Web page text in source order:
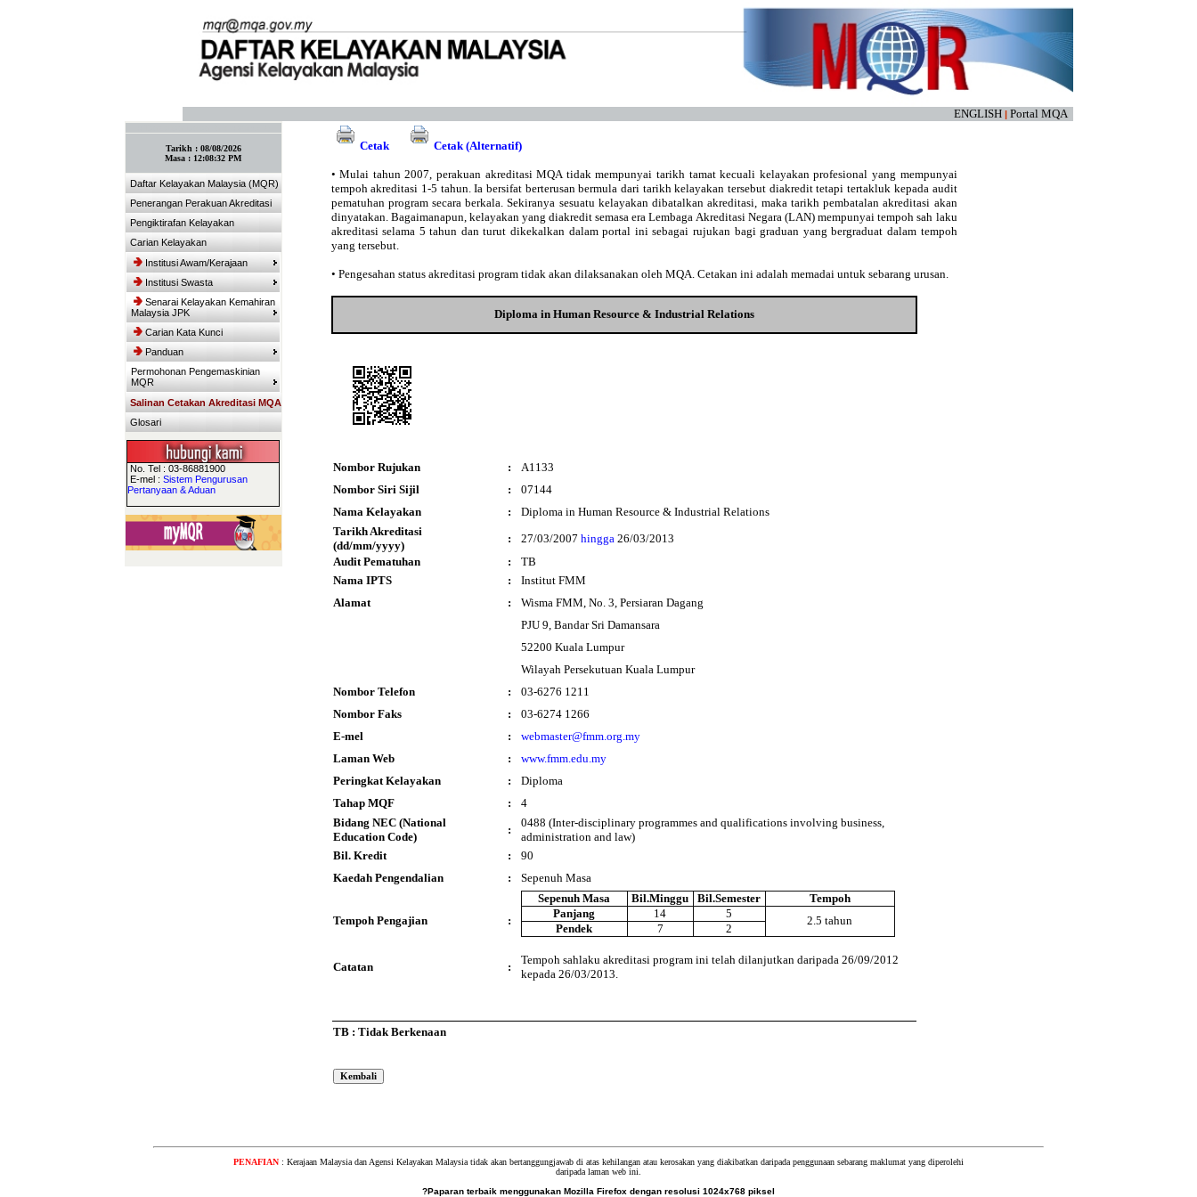
ENGLISH | Portal MQA
Tarikh : 08/08/2026
Masa : 12:08:32 PM
Daftar Kelayakan Malaysia (MQR)
Penerangan Perakuan Akreditasi
Pengiktirafan Kelayakan
Carian Kelayakan
Institusi Awam/Kerajaan
Institusi Swasta
Senarai Kelayakan Kemahiran
Malaysia JPK
Carian Kata Kunci
Panduan
Permohonan Pengemaskinian
MQR
Salinan Cetakan Akreditasi MQA
Glosari
No. Tel : 03-86881900
E-mel : Sistem Pengurusan
Pertanyaan & Aduan
Cetak Cetak (Alternatif)
• Mulai tahun 2007, perakuan akreditasi MQA tidak mempunyai tarikh tamat kecuali kelayakan profesional yang mempunyai
tempoh akreditasi 1-5 tahun. Ia bersifat berterusan bermula dari tarikh kelayakan tersebut diakredit tetapi tertakluk kepada audit
pematuhan program secara berkala. Sekiranya sesuatu kelayakan dibatalkan akreditasi, maka tarikh pembatalan akreditasi akan
dinyatakan. Bagaimanapun, kelayakan yang diakredit semasa era Lembaga Akreditasi Negara (LAN) mempunyai tempoh sah laku
akreditasi selama 5 tahun dan turut dikekalkan dalam portal ini sebagai rujukan bagi graduan yang bergraduat dalam tempoh
yang tersebut.
• Pengesahan status akreditasi program tidak akan dilaksanakan oleh MQA. Cetakan ini adalah memadai untuk sebarang urusan.
Diploma in Human Resource & Industrial Relations
Nombor Rujukan :
A1133
Nombor Siri Sijil
:
07144
Nama Kelayakan
:
Diploma in Human Resource & Industrial Relations
Tarikh Akreditasi
(dd/mm/yyyy)
: 27/03/2007 hingga26/03/2013
Audit Pematuhan
:
TB
Nama IPTS
:
Institut FMM
Alamat
:
Wisma FMM, No. 3, Persiaran Dagang
PJU 9, Bandar Sri Damansara
52200 Kuala Lumpur
Wilayah Persekutuan Kuala Lumpur
Nombor Telefon
:
03-6276 1211
Nombor Faks
:
03-6274 1266
E-mel
:
webmaster@fmm.org.my
Laman Web
:
www.fmm.edu.my
Peringkat Kelayakan
:
Diploma
Tahap MQF
:
4
Bidang NEC (National
Education Code)
:
0488 (Inter-disciplinary programmes and qualifications involving business,
administration and law)
Bil. Kredit
:
90
Kaedah Pengendalian
: Sepenuh Masa
Tempoh Pengajian :
Sepenuh Masa Bil.Minggu Bil.Semester
Tempoh
Panjang
14 5
2.5 tahun
Pendek 7 2
Catatan :
Tempoh sahlaku akreditasi program ini telah dilanjutkan daripada 26/09/2012
kepada 26/03/2013.
TB : Tidak Berkenaan
PENAFIAN : Kerajaan Malaysia dan Agensi Kelayakan Malaysia tidak akan bertanggungjawab di atas kehilangan atau kerosakan yang diakibatkan daripada penggunaan sebarang maklumat yang diperolehi
daripada laman web ini.
?Paparan terbaik menggunakan Mozilla Firefox dengan resolusi 1024x768 piksel